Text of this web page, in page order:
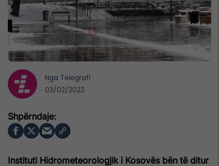
Instituti Hidrometeorologjik i Kosovës bën të ditur
Nga Telegrafi
03/02/2023